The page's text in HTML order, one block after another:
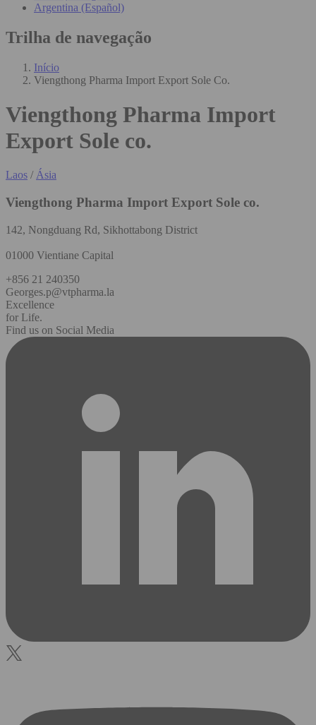
Argentina (Español)
Trilha de navegação
Início
Viengthong Pharma Import Export Sole Co.
Viengthong Pharma Import
Export Sole co.
Laos / Ásia
Viengthong Pharma Import Export Sole co.
142, Nongduang Rd, Sikhottabong District
01000 Vientiane Capital
+856 21 240350
Georges.p@vtpharma.la
Excellence
for Life.
Find us on Social Media